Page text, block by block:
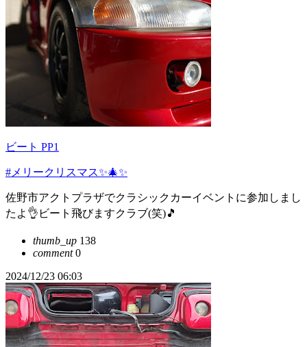
ビート PP1
#メリークリスマス✨🎄✨
佐野市アクトプラザでクラシックカーイベントに参加しまし
たよ👌ビート飛びますクラブ(笑)🎵
thumb_up 138
comment0
2024/12/23 06:03